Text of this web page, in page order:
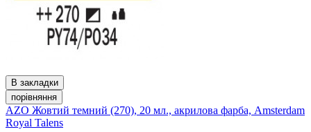
В закладки
порівняння
AZO Жовтий темний (270), 20 мл., акрилова фарба, Amsterdam
Royal Talens